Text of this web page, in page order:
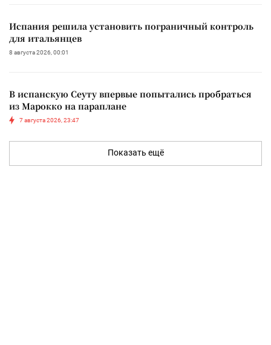
Испания решила установить пограничный контроль
для итальянцев
8 августа 2026, 00:01
В испанскую Сеуту впервые попытались пробраться
из Марокко на параплане
7 августа 2026, 23:47
Показать ещё